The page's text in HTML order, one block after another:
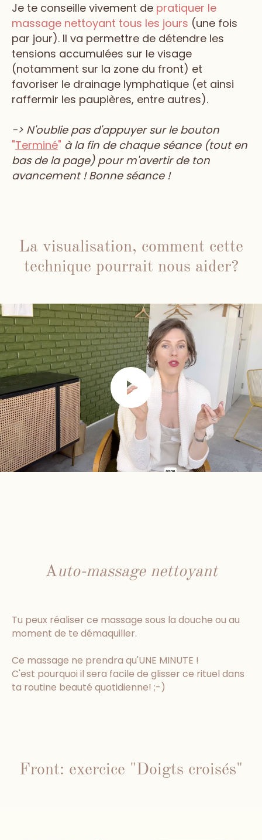
Je te conseille vivement de pratiquer le
massage nettoyant tous les jours (une fois
par jour). Il va permettre de détendre les
tensions accumulées sur le visage
(notamment sur la zone du front) et
favoriser le drainage lymphatique (et ainsi
raffermir les paupières, entre autres).
-> N'oublie pas d'appuyer sur le bouton
"Terminé" à la fin de chaque séance (tout en
bas de la page) pour m'avertir de ton
avancement ! Bonne séance !
La visualisation, comment cette
technique pourrait nous aider?
Auto-massage nettoyant
Tu peux réaliser ce massage sous la douche ou au
moment de te démaquiller.
Ce massage ne prendra qu'UNE MINUTE !
C'est pourquoi il sera facile de glisser ce rituel dans
ta routine beauté quotidienne! ;-)
Front: exercice "Doigts croisés"